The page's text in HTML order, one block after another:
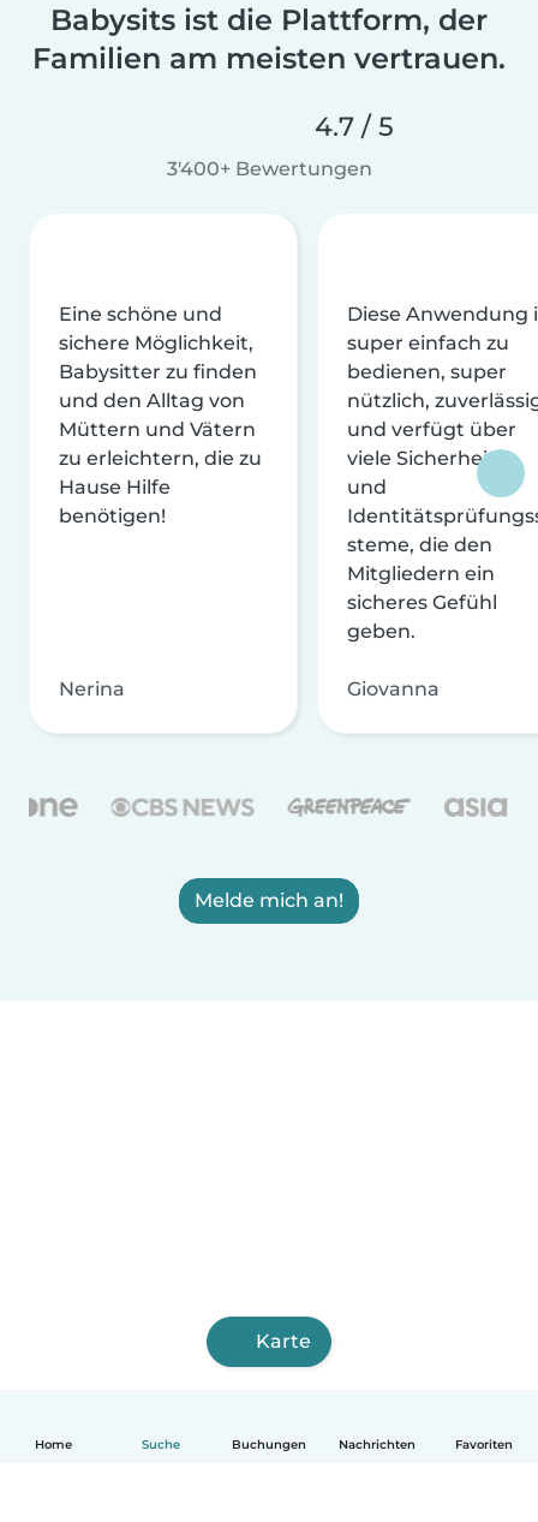
Home Suche Buchungen Nachrichten Favoriten
Babysits ist die Plattform, der
Familien am meisten vertrauen.
4.7 / 5
3'400+ Bewertungen
Eine schöne und
sichere Möglichkeit,
Babysitter zu finden
und den Alltag von
Müttern und Vätern
zu erleichtern, die zu
Hause Hilfe
benötigen!
Nerina
Diese Anwendung
super einfach zu
bedienen, super
nützlich,
und verfügt über
viele Sicherheits-
und
steme, die den
Mitgliedern ein
sicheres Gefühl
geben.
Giovanna
Melde mich an!
Karte